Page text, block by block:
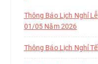
Thông Báo Lịch Nghỉ
01/05 Năm 2026
Thông Báo Lịch Nghỉ